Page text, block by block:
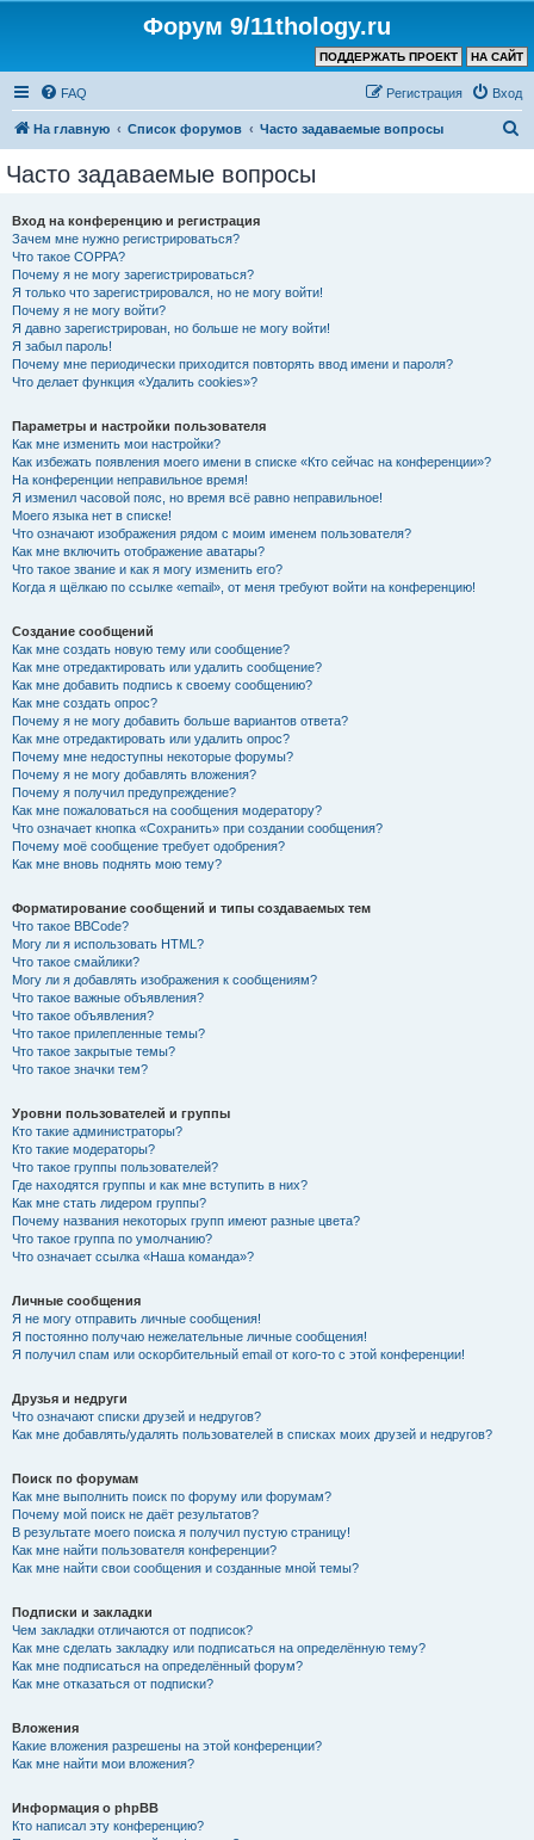
Форум 9/11thology.ru
НА САЙТ
ПОДДЕРЖАТЬ ПРОЕКТ
FAQ Вход
Регистрация
На главную Список форумов Часто задаваемые вопросы
Часто задаваемые вопросы
Вход на конференцию и регистрация
Зачем мне нужно регистрироваться?
Что такое COPPA?
Почему я не могу зарегистрироваться?
Я только что зарегистрировался, но не могу войти!
Почему я не могу войти?
Я давно зарегистрирован, но больше не могу войти!
Я забыл пароль!
Почему мне периодически приходится повторять ввод имени и пароля?
Что делает функция «Удалить cookies»?
Параметры и настройки пользователя
Как мне изменить мои настройки?
Как избежать появления моего имени в списке «Кто сейчас на конференции»?
На конференции неправильное время!
Я изменил часовой пояс, но время всё равно неправильное!
Моего языка нет в списке!
Что означают изображения рядом с моим именем пользователя?
Как мне включить отображение аватары?
Что такое звание и как я могу изменить его?
Когда я щёлкаю по ссылке «email», от меня требуют войти на конференцию!
Создание сообщений
Как мне создать новую тему или сообщение?
Как мне отредактировать или удалить сообщение?
Как мне добавить подпись к своему сообщению?
Как мне создать опрос?
Почему я не могу добавить больше вариантов ответа?
Как мне отредактировать или удалить опрос?
Почему мне недоступны некоторые форумы?
Почему я не могу добавлять вложения?
Почему я получил предупреждение?
Как мне пожаловаться на сообщения модератору?
Что означает кнопка «Сохранить» при создании сообщения?
Почему моё сообщение требует одобрения?
Как мне вновь поднять мою тему?
Форматирование сообщений и типы создаваемых тем
Что такое BBCode?
Могу ли я использовать HTML?
Что такое смайлики?
Могу ли я добавлять изображения к сообщениям?
Что такое важные объявления?
Что такое объявления?
Что такое прилепленные темы?
Что такое закрытые темы?
Что такое значки тем?
Уровни пользователей и группы
Кто такие администраторы?
Кто такие модераторы?
Что такое группы пользователей?
Где находятся группы и как мне вступить в них?
Как мне стать лидером группы?
Почему названия некоторых групп имеют разные цвета?
Что такое группа по умолчанию?
Что означает ссылка «Наша команда»?
Личные сообщения
Я не могу отправить личные сообщения!
Я постоянно получаю нежелательные личные сообщения!
Я получил спам или оскорбительный email от кого-то с этой конференции!
Друзья и недруги
Что означают списки друзей и недругов?
Как мне добавлять/удалять пользователей в списках моих друзей и недругов?
Поиск по форумам
Как мне выполнить поиск по форуму или форумам?
Почему мой поиск не даёт результатов?
В результате моего поиска я получил пустую страницу!
Как мне найти пользователя конференции?
Как мне найти свои сообщения и созданные мной темы?
Подписки и закладки
Чем закладки отличаются от подписок?
Как мне сделать закладку или подписаться на определённую тему?
Как мне подписаться на определённый форум?
Как мне отказаться от подписки?
Вложения
Какие вложения разрешены на этой конференции?
Как мне найти мои вложения?
Информация о phpBB
Кто написал эту конференцию?